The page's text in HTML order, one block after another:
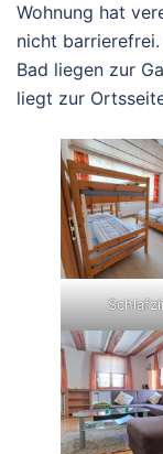
Wohnung hat
nicht
Bad liegen zur
liegt zur